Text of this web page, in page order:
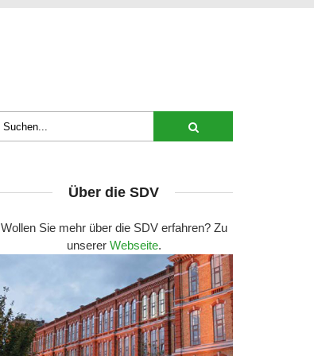
Über die SDV
Wollen Sie mehr über die SDV erfahren? Zu
unserer Webseite.